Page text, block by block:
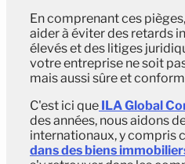
En comprenant ces
aider à éviter des retards
élevés et des litiges
votre entreprise ne soit
mais aussi sûre et
C'est ici que ILA Global
des années, nous aidons
internationaux, y compris
dans des biens